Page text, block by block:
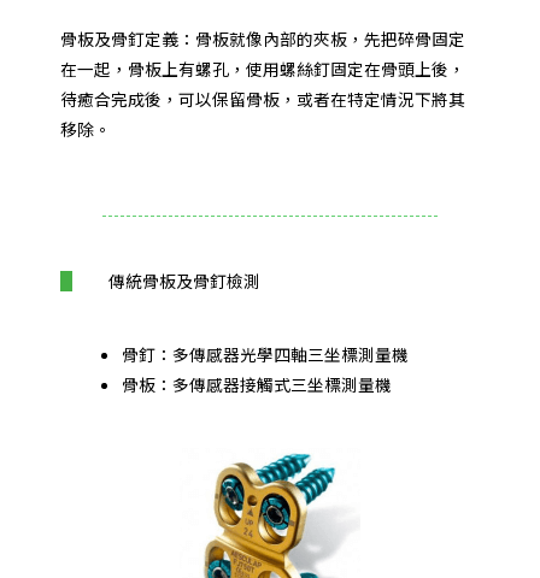
骨板及骨釘定義：骨板就像內部的夾板，先把碎骨固定
在一起，骨板上有螺孔，使用螺絲釘固定在骨頭上後，
待癒合完成後，可以保留骨板，或者在特定情況下將其
移除。
傳統骨板及骨釘檢測
骨釘：多傳感器光學四軸三坐標測量機
骨板：多傳感器接觸式三坐標測量機